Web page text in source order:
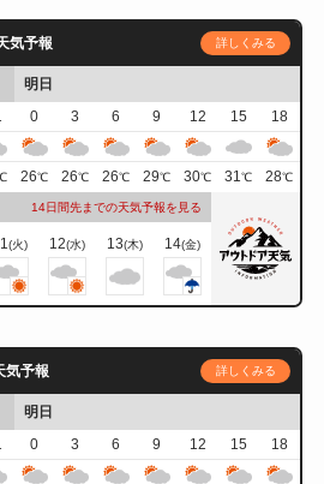
気予報 詳しくみる
明日
0 3 6 9 12 15
18
26℃ 26℃ 26℃ 29℃ 30℃ 31℃ 28℃
14日間先までの天気予報を見る
(火) 12(水) 13(木) 14(金)
気予報 詳しくみる
明日
0 3 6 9 12 15
18